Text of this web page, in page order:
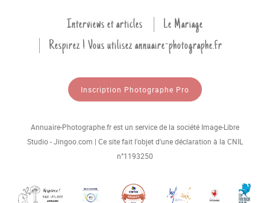
Interviews et articles
Le Mariage
Respirez ! Vous utilisez annuaire-photographe.fr
Inscription Photographe Pro
Annuaire-Photographe.fr est un service de la société Image-Libre
Studio - Jingoo.com | Ce site fait l'objet d'une déclaration à la CNIL
n°1193250